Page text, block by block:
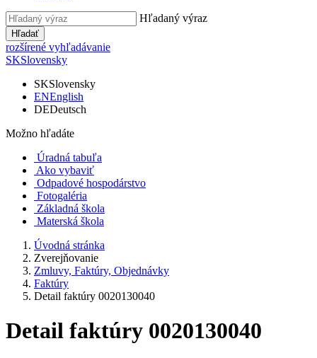
Hľadaný výraz
Hľadať
rozšírené vyhľadávanie
SKSlovensky
SKSlovensky
ENEnglish
DEDeutsch
Možno hľadáte
Úradná tabuľa
Ako vybaviť
Odpadové hospodárstvo
Fotogaléria
Základná škola
Materská škola
Úvodná stránka
Zverejňovanie
Zmluvy, Faktúry, Objednávky
Faktúry
Detail faktúry 0020130040
Detail faktúry 0020130040